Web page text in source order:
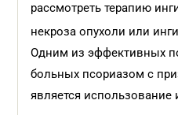
рассмотреть терапию
некроза опухоли или
Одним из эффективных
больных псориазом с
является